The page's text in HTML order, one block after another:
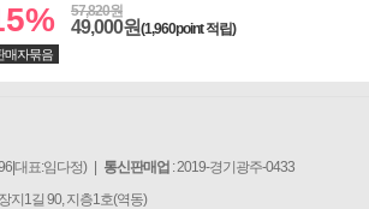
57,820원
49,000원(1,960point 적립)
매자묶음
대표:임다정) | 통신판매업 : 2019-경기광주-0433
지1길 90, 지층1호(역동)